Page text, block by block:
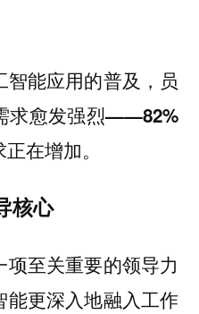
智能应用的普及，员
求愈发强烈——82%
在增加。
核心
至关重要的领导力
更深入地融入工作